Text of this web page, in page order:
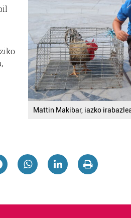
Mattin Makibar, iazko